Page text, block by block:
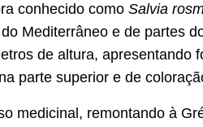
conhecido como Salvia
Mediterrâneo e de partes
de altura, apresentando
parte superior e de
medicinal, remontando à